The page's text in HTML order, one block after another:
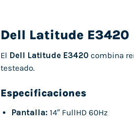
Dell Latitude E3420
El Dell Latitude E3420 combina
testeado.
Especificaciones
Pantalla: 14″ FullHD 60Hz